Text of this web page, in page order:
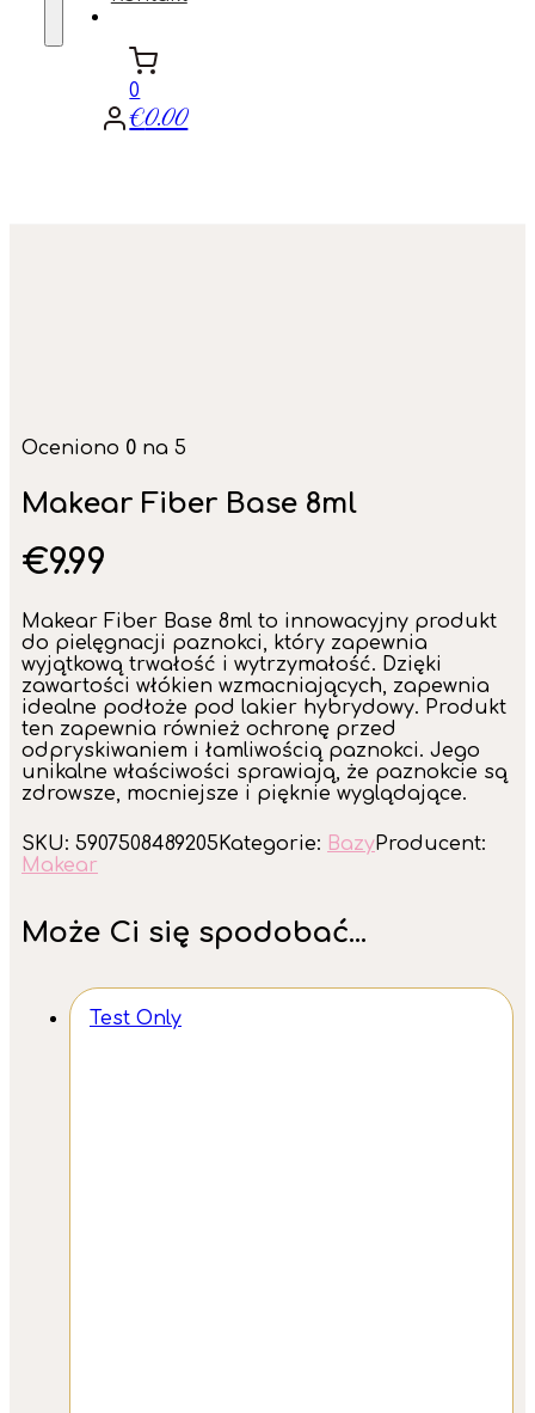
0
€0.00
Oceniono 0 na 5
Makear Fiber Base 8ml
€9.99
Makear Fiber Base 8ml to innowacyjny produkt
do pielęgnacji paznokci, który zapewnia
wyjątkową trwałość i wytrzymałość. Dzięki
zawartości włókien wzmacniających, zapewnia
idealne podłoże pod lakier hybrydowy. Produkt
ten zapewnia również ochronę przed
odpryskiwaniem i łamliwością paznokci. Jego
unikalne właściwości sprawiają, że paznokcie są
zdrowsze, mocniejsze i pięknie wyglądające.
SKU: 5907508489205Kategorie: BazyProducent:
Makear
Może Ci się spodobać...
Test Only